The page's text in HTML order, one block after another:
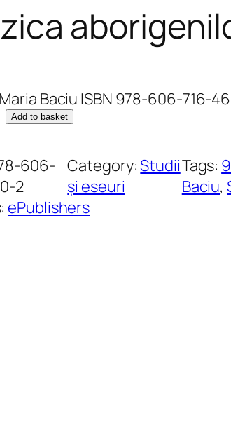
Baciu ISBN 978-606-716-
Add to basket
606-
2
Category:Studii
și eseuri
Tags:
Baciu,
ePublishers